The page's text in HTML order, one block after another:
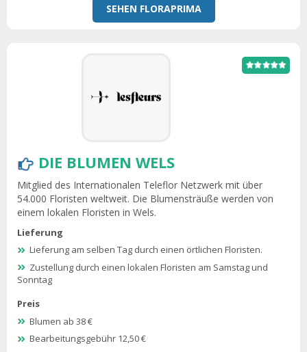
SEHEN FLORAPRIMA
DIE BLUMEN WELS
Mitglied des Internationalen Teleflor Netzwerk mit über
54.000 Floristen weltweit. Die Blumensträuße werden von
einem lokalen Floristen in Wels.
Lieferung
Lieferung am selben Tag durch einen örtlichen Floristen.
Zustellung durch einen lokalen Floristen am Samstag und
Sonntag
Preis
Blumen ab 38 €
Bearbeitungsgebühr 12,50 €